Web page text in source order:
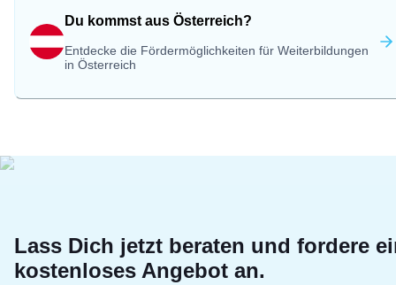
Du kommst aus Österreich?
Entdecke die Fördermöglichkeiten für Weiterbildungen
in Österreich
Lass Dich jetzt beraten und fordere
kostenloses Angebot an.